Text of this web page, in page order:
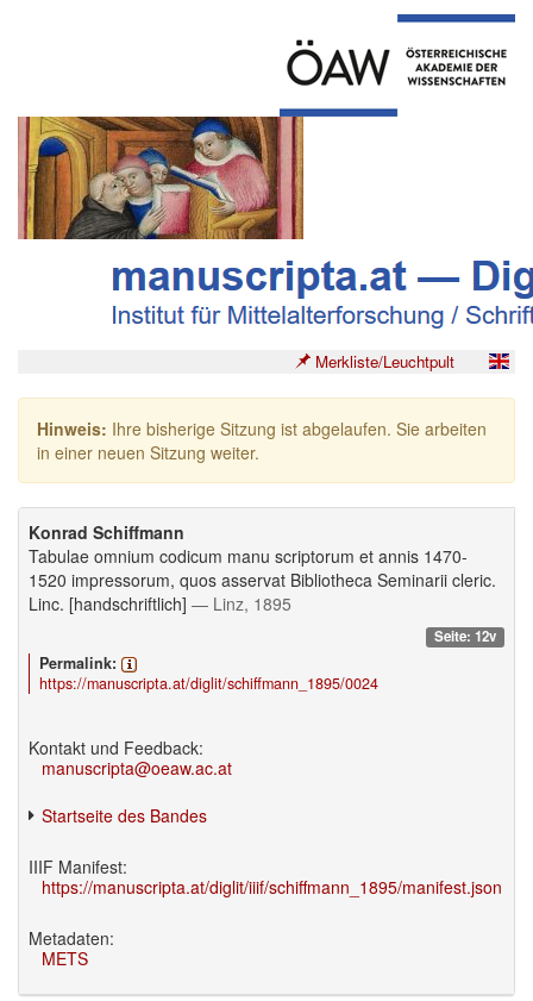
Merkliste/Leuchtpult
Hinweis: Ihre bisherige Sitzung ist abgelaufen. Sie arbeiten
in einer neuen Sitzung weiter.
Konrad Schiffmann
Tabulae omnium codicum manu scriptorum et annis 1470-
1520 impressorum, quos asservat Bibliotheca Seminarii cleric.
Linc. [handschriftlich] — Linz, 1895
Seite: 12v
Permalink:
https://manuscripta.at/diglit/schiffmann_1895/0024
Kontakt und Feedback:
manuscripta@oeaw.ac.at
Startseite des Bandes
IIIF Manifest:
https://manuscripta.at/diglit/iiif/schiffmann_1895/manifest.json
Metadaten:
METS